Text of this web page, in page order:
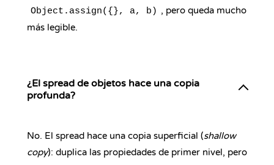
Object.assign({}, a, b) , pero queda mucho
más legible.
¿El spread de objetos hace una copia
profunda?
No. El spread hace una copia superficial (shallow
copy): duplica las propiedades de primer nivel, pero